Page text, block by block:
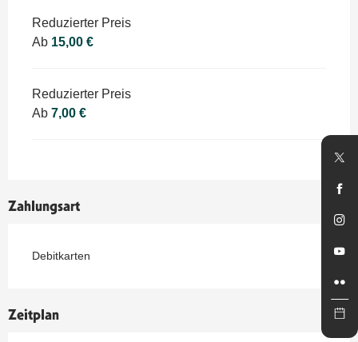
Reduzierter Preis
Ab 15,00 €
Reduzierter Preis
Ab 7,00 €
Zahlungsart
Debitkarten
Zeitplan